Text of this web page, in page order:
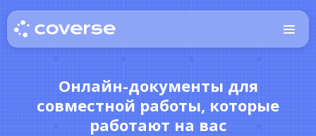
Онлайн-документы для
совместной работы, которые
работают на вас